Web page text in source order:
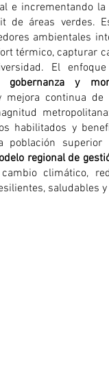
e incrementando
de áreas verdes.
ambientales
térmico, capturar
El
gobernanza y
mejora continua
habilitados y
población
regional de
climático,
saludables